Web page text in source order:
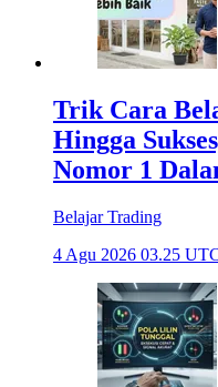
Trik Cara
Hingga
Nomor 1
Belajar Trading
4 Agu 2026 03.25